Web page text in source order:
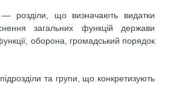
розділи, що визначають видатки
загальних функцій держави
оборона, громадський порядок
та групи, що конкретизують